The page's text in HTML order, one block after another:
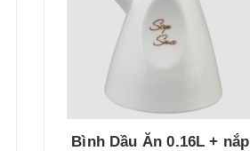
Bình Dầu Ăn 0.16L + nắp